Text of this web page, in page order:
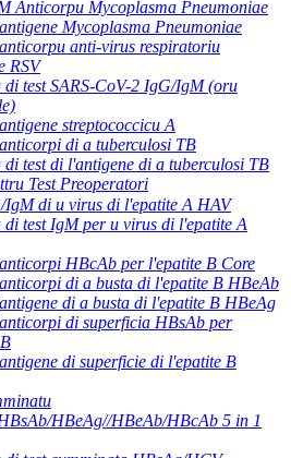
Anticorpu Mycoplasma Pneumoniae
Mycoplasma Pneumoniae
anti-virus respiratoriu
RSV
di test SARS-CoV-2 IgG/IgM (oru
streptococcicu A
di a tuberculosi TB
di test di l'antigene di a tuberculosi TB
Test Preoperatori
IgM di u virus di l'epatite A HAV
di test IgM per u virus di l'epatite A
HBcAb per l'epatite B Core
di a busta di l'epatite B HBeAb
di a busta di l'epatite B HBeAg
di superficia HBsAb per
di superficie di l'epatite B
HBeAg//HBeAb/HBcAb 5 in 1